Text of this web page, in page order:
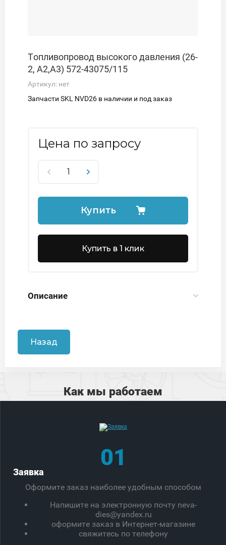
Топливопровод высокого давления (26-
2, А2,А3) 572-43075/115
Артикул: нет
Запчасти SKL NVD26 в наличии и под заказ
Цена по запросу
Купить
Купить в 1 клик
Описание
Назад
Как мы работаем
01
Заявка
Оформите заказ наиболее удобным способом
Напишите на электронную почту neva-
dies@yandex.ru
оформите заказ в Интернет-магазине
свяжитесь по телефону